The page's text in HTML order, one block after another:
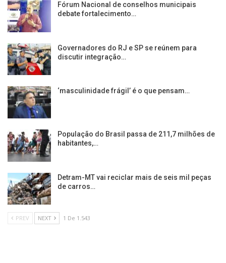
Fórum Nacional de conselhos municipais
debate fortalecimento…
Governadores do RJ e SP se reúnem para
discutir integração…
‘masculinidade frágil’ é o que pensam…
População do Brasil passa de 211,7 milhões de
habitantes,…
Detram-MT vai reciclar mais de seis mil peças
de carros…
PREV NEXT 1 De 1.543